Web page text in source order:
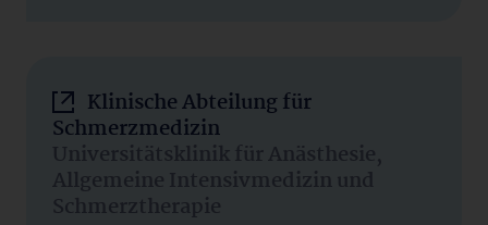
Klinische Abteilung für
Schmerzmedizin
Universitätsklinik für Anästhesie,
Allgemeine Intensivmedizin und
Schmerztherapie